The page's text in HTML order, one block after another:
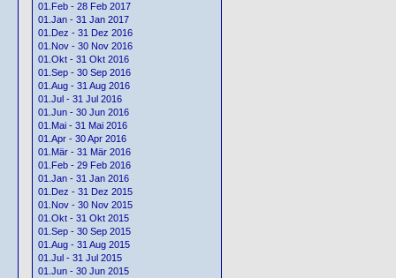
01.Feb - 28 Feb 2017
01.Jan - 31 Jan 2017
01.Dez - 31 Dez 2016
01.Nov - 30 Nov 2016
01.Okt - 31 Okt 2016
01.Sep - 30 Sep 2016
01.Aug - 31 Aug 2016
01.Jul - 31 Jul 2016
01.Jun - 30 Jun 2016
01.Mai - 31 Mai 2016
01.Apr - 30 Apr 2016
01.Mär - 31 Mär 2016
01.Feb - 29 Feb 2016
01.Jan - 31 Jan 2016
01.Dez - 31 Dez 2015
01.Nov - 30 Nov 2015
01.Okt - 31 Okt 2015
01.Sep - 30 Sep 2015
01.Aug - 31 Aug 2015
01.Jul - 31 Jul 2015
01.Jun - 30 Jun 2015